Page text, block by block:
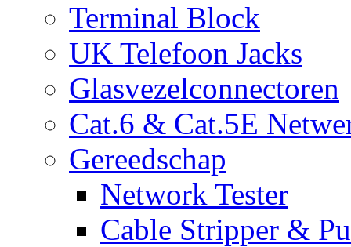
Terminal Block
UK Telefoon Jacks
Glasvezelconnectoren
Cat.6 & Cat.5E
Gereedschap
Network Tester
Cable Stripper &